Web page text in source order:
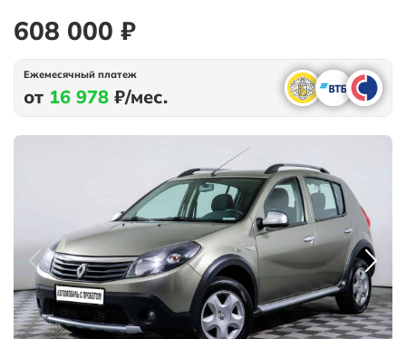
608 000 ₽
Ежемесячный платеж
от 16 978 ₽/мес.